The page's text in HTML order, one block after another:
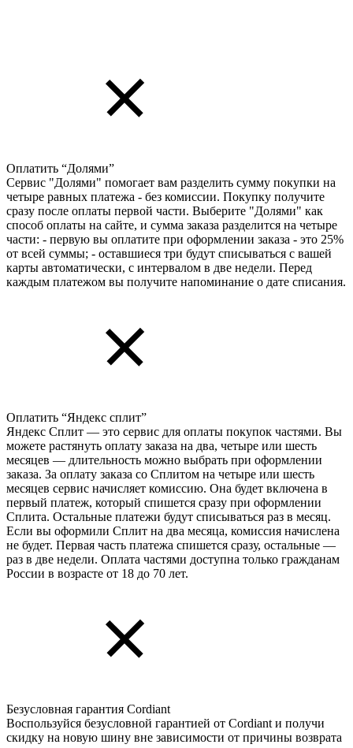
Оплатить “Долями”
Сервис "Долями" помогает вам разделить сумму покупки на
четыре равных платежа - без комиссии. Покупку получите
сразу после оплаты первой части. Выберите "Долями" как
способ оплаты на сайте, и сумма заказа разделится на четыре
части: - первую вы оплатите при оформлении заказа - это 25%
от всей суммы; - оставшиеся три будут списываться с вашей
карты автоматически, с интервалом в две недели. Перед
каждым платежом вы получите напоминание о дате списания.
Оплатить “Яндекс сплит”
Яндекс Cплит — это сервис для оплаты покупок частями. Вы
можете растянуть оплату заказа на два, четыре или шесть
месяцев — длительность можно выбрать при оформлении
заказа. За оплату заказа со Сплитом на четыре или шесть
месяцев сервис начисляет комиссию. Она будет включена в
первый платеж, который спишется сразу при оформлении
Сплита. Остальные платежи будут списываться раз в месяц.
Если вы оформили Сплит на два месяца, комиссия начислена
не будет. Первая часть платежа спишется сразу, остальные —
раз в две недели. Оплата частями доступна только гражданам
России в возрасте от 18 до 70 лет.
Безусловная гарантия Cordiant
Воспользуйся безусловной гарантией от Cordiant и получи
скидку на новую шину вне зависимости от причины возврата